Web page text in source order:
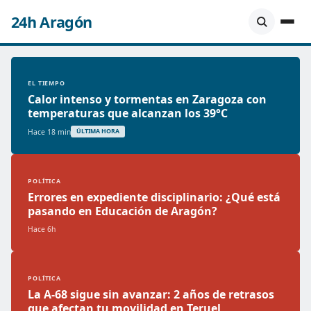
24h Aragón
EL TIEMPO
Calor intenso y tormentas en Zaragoza con
temperaturas que alcanzan los 39°C
Hace 18 min ÚLTIMA HORA
POLÍTICA
Errores en expediente disciplinario: ¿Qué está
pasando en Educación de Aragón?
Hace 6h
POLÍTICA
La A-68 sigue sin avanzar: 2 años de retrasos